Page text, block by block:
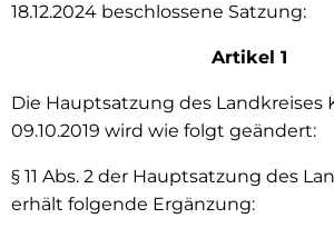
18.12.2024 beschlossene Satzung:
Artikel 1
Die Hauptsatzung des Landkreises
09.10.2019 wird wie folgt geändert:
§ 11 Abs. 2 der Hauptsatzung des
erhält folgende Ergänzung: